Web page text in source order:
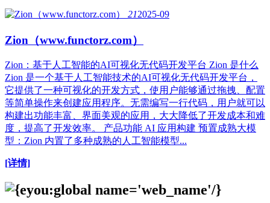
212025-09
Zion（www.functorz.com）
Zion：基于人工智能的AI可视化无代码开发平台 Zion 是什么
Zion 是一个基于人工智能技术的AI可视化无代码开发平台，
它提供了一种可视化的开发方式，使用户能够通过拖拽、配置
等简单操作来创建应用程序。无需编写一行代码，用户就可以
构建出功能丰富、界面美观的应用，大大降低了开发成本和难
度，提高了开发效率。 产品功能 AI 应用构建 预置成熟大模
型：Zion 内置了多种成熟的人工智能模型...
[详情]